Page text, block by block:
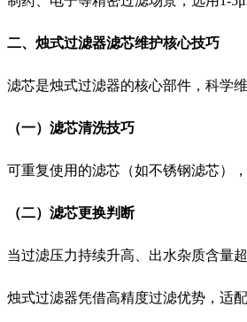
二、烛式过滤器滤芯维护核心技巧
滤芯是烛式过滤器的核心部件，科学
（一）滤芯清洗技巧
可重复使用的滤芯（如不锈钢滤芯）
（二）滤芯更换判断
当过滤压力持续升高、出水杂质含量
烛式过滤器凭借高精度过滤优势，适